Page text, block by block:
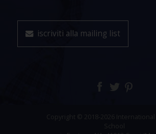
iscriviti alla mailing list
Copyright © 2018-2026 International
School